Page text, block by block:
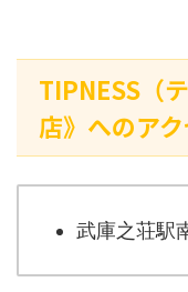
TIPNESS（
店》へのア
武庫之荘駅